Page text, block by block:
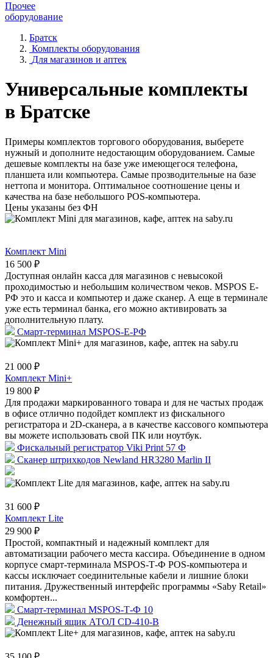
Прочее
оборудование
Братск
Комплекты оборудования
Для магазинов и аптек
Универсальные комплекты
в Братске
Примеры комплектов торгового оборудования, выберете
нужный и дополните недостающим оборудованием. Самые
дешевые комплекты на базе уже имеющегося телефона,
планшета или компьютера. Самые прозводительные на базе
неттопа и монитора. Оптимальное соотношение цены и
качества на базе небольшого POS-компьютера.
Цены указаны без ФН
Комплект Mini
16 500 ₽
Доступная онлайн касса для магазинов с невысокой
проходимостью и небольшим количеством чеков. MSPOS Е-
РФ это и касса и компьютер и даже сканер. А еще в терминале
уже есть терминал банка, его можно активировать за
дополнительную плату.
Смарт-терминал MSPOS-E-РФ
21 000 ₽
Комплект Mini+
19 800 ₽
Для продажи маркированного товара и для не частых продаж
в офисе отлично подойдет комплект из фискального
регистратора и 2D-сканера, а в качестве кассового компьютера
вы можете использовать свой ПК или ноутбук.
Фискальный регистратор Viki Print 57 Ф
Сканер штрихкодов Newland HR3280 Marlin II
31 600 ₽
Комплект Lite
29 900 ₽
Простой, компактный и надежный комплект для
автоматизации рабочего места кассира. Объединение в одном
корпусе смарт-терминала MSPOS-Т-Ф POS-компьютера и
кассы исключает соединительные кабели и лишние блоки
питания. Дружественный интерфейс программы «Saby Retail»
комфортен...
Смарт-терминал MSPOS-Т-Ф 10
Денежный ящик АТОЛ CD-410-В